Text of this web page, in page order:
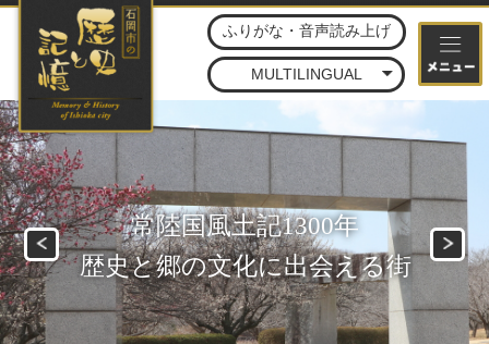
石
ふりがな・音声読み上げ
MULTILINGUAL
Previous
常陸国風土記1300年
歴史と郷の文化に出会える街